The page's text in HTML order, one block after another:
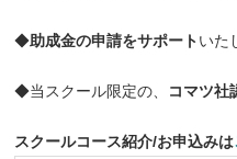
◆助成金の申請をサポートいた
◆当スクール限定の、 コマツ社
スクールコース紹介/お申込みは